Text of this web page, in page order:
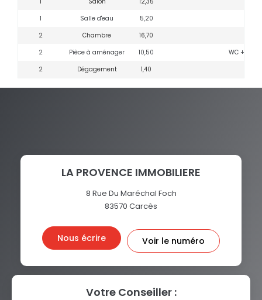
1
Salle d'eau 5,20
2
Chambre
16,70
2
Pièce à aménager 10,50
WC +
2
Dégagement 1,40
LA PROVENCE IMMOBILIERE
8 Rue Du Maréchal Foch
83570 Carcès
Nous écrire Voir le numéro
Votre Conseiller :